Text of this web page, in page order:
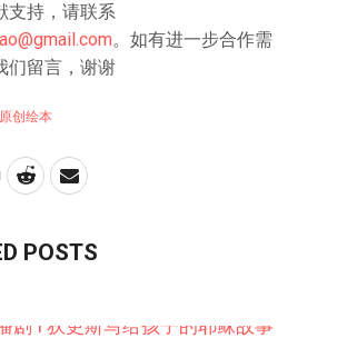
支持，请联系
。如有进一步合作需
们留言，谢谢
原创绘本
POSTS